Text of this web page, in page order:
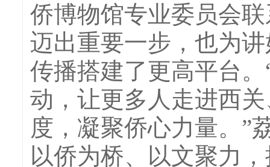
侨博物馆专业委员会
迈出重要一步，也为
传播搭建了更高平台
动，让更多人走进西
度，凝聚侨心力量。”
以侨为桥、以文聚力